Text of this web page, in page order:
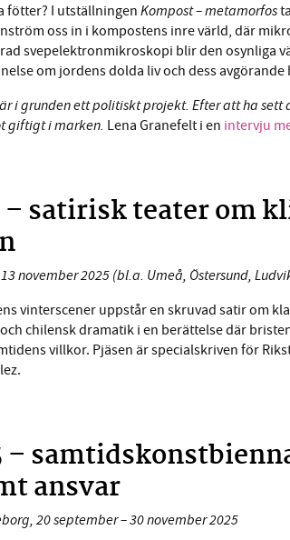
fötter? I utställningen Kompost – metamorfos
oss in i kompostens inre värld, där
svepelektronmikroskopi blir den osynliga
om jordens dolda liv och dess
i grunden ett politiskt projekt. Efter att ha sett
giftigt i marken. Lena Granefelt i en intervju
satirisk teater om
november 2025 (bl.a. Umeå, Östersund,
vinterscener uppstår en skruvad satir om
chilensk dramatik i en berättelse där
villkor. Pjäsen är specialskriven för
–
ansvar
20 september – 30 november 2025